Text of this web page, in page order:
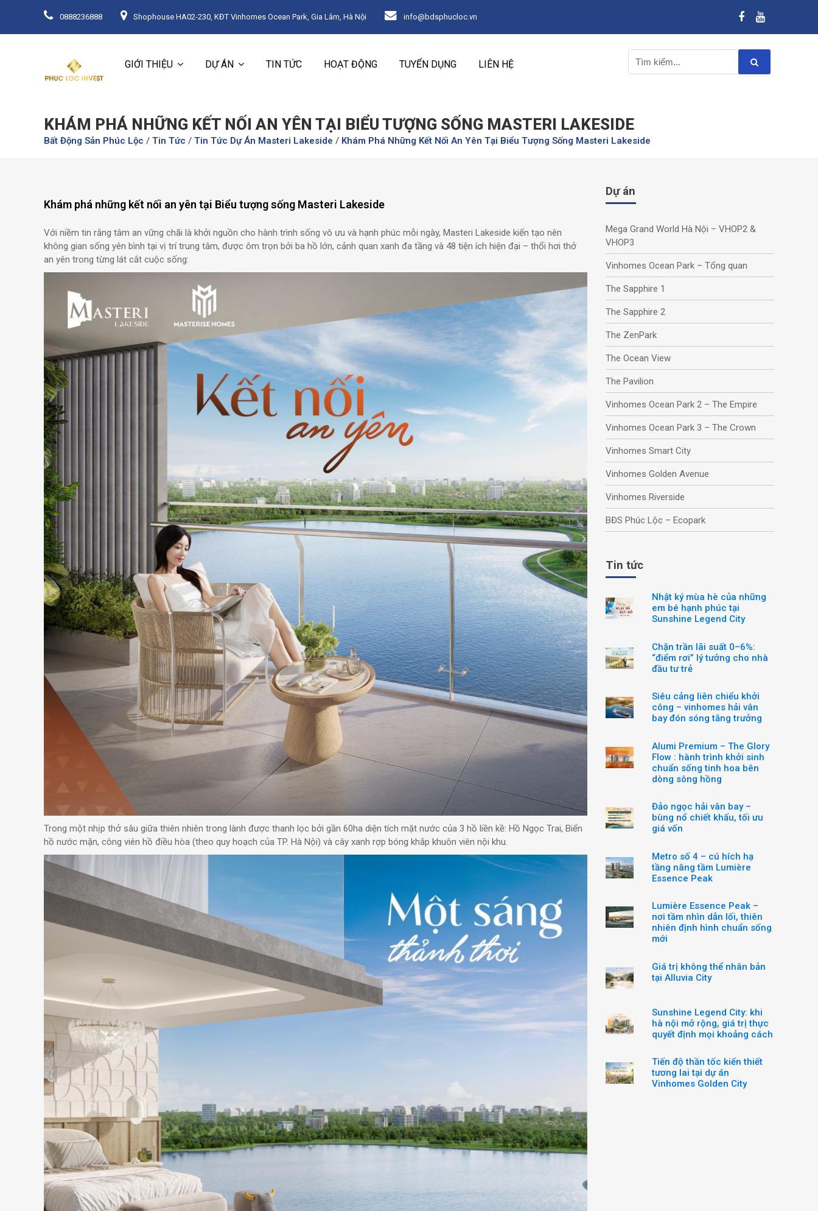
0888236888 Shophouse HA02-230, KĐT Vinhomes Ocean Park, Gia Lâm, Hà Nội info@bdsphucloc.vn
GIỚI THIỆU DỰ ÁN TIN TỨC HOẠT ĐỘNG TUYỂN DỤNG LIÊN HỆ
KHÁM PHÁ NHỮNG KẾT NỐI AN YÊN TẠI BIỂU TƯỢNG SỐNG MASTERI LAKESIDE
Bất Động Sản Phúc Lộc / Tin Tức / Tin Tức Dự Án Masteri Lakeside / Khám Phá Những Kết Nối An Yên Tại Biểu Tượng Sống Masteri Lakeside
Khám phá những kết nối an yên tại Biểu tượng sống Masteri Lakeside
Với niềm tin rằng tâm an vững chãi là khởi nguồn cho hành trình sống vô ưu và hạnh phúc mỗi ngày, Masteri Lakeside kiến tạo nên
không gian sống yên bình tại vị trí trung tâm, được ôm trọn bởi ba hồ lớn, cảnh quan xanh đa tầng và 48 tiện ích hiện đại – thổi hơi thở
an yên trong từng lát cắt cuộc sống:
Trong một nhịp thở sâu giữa thiên nhiên trong lành được thanh lọc bởi gần 60ha diện tích mặt nước của 3 hồ liền kề: Hồ Ngọc Trai, Biển
hồ nước mặn, công viên hồ điều hòa (theo quy hoạch của TP. Hà Nội) và cây xanh rợp bóng khắp khuôn viên nội khu.
Dự án
Mega Grand World Hà Nội – VHOP2 &
VHOP3
Vinhomes Ocean Park – Tổng quan
The Sapphire 1
The Sapphire 2
The ZenPark
The Ocean View
The Pavilion
Vinhomes Ocean Park 2 – The Empire
Vinhomes Ocean Park 3 – The Crown
Vinhomes Smart City
Vinhomes Golden Avenue
Vinhomes Riverside
BĐS Phúc Lộc – Ecopark
Tin tức
Nhật ký mùa hè của những
em bé hạnh phúc tại
Sunshine Legend City
Chặn trần lãi suất 0–6%:
“điểm rơi” lý tưởng cho nhà
đầu tư trẻ
Siêu cảng liên chiểu khởi
công – vinhomes hải vân
bay đón sóng tăng trưởng
Alumi Premium – The Glory
Flow : hành trình khởi sinh
chuẩn sống tinh hoa bên
dòng sông hồng
Đảo ngọc hải vân bay –
bùng nổ chiết khấu, tối ưu
giá vốn
Metro số 4 – cú hích hạ
tầng nâng tầm Lumière
Essence Peak
Lumière Essence Peak –
nơi tầm nhìn dẫn lối, thiên
nhiên định hình chuẩn sống
mới
Giá trị không thể nhân bản
tại Alluvia City
Sunshine Legend City: khi
hà nội mở rộng, giá trị thực
quyết định mọi khoảng cách
Tiến độ thần tốc kiến thiết
tương lai tại dự án
Vinhomes Golden City